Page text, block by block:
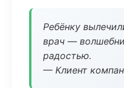
Ребёнку
врач —
радостью.
— Клиент